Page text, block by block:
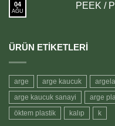
04
AĞU
PEEK /
ÜRÜN ETIKETLERI
arge arge kaucuk
arge kaucuk sanayi
arge
öktem plastik
kalıp k